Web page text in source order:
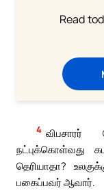
Read
4
நட்புக்கொள்வது
தெரியாதா?
பகைப்பவர் ஆவார்.